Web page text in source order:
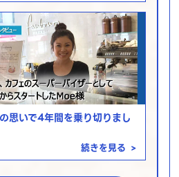
思いで4年間を乗り切りまし
続きを見る >